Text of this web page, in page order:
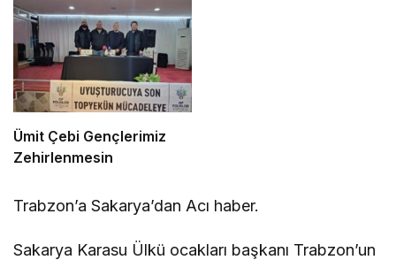
Ümit Çebi Gençlerimiz
Zehirlenmesin
Trabzon’a Sakarya’dan Acı haber.
Sakarya Karasu Ülkü ocakları başkanı Trabzon’un